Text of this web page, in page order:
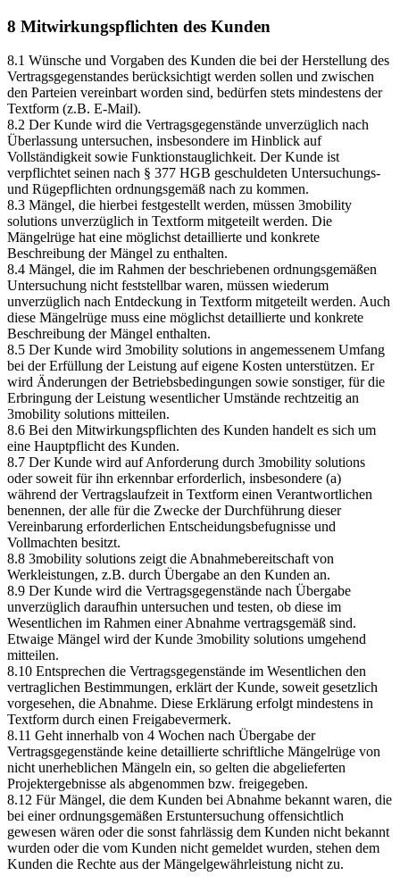
8 Mitwirkungspflichten des Kunden
8.1 Wünsche und Vorgaben des Kunden die bei der Herstellung des
Vertragsgegenstandes berücksichtigt werden sollen und zwischen
den Parteien vereinbart worden sind, bedürfen stets mindestens der
Textform (z.B. E-Mail).
8.2 Der Kunde wird die Vertragsgegenstände unverzüglich nach
Überlassung untersuchen, insbesondere im Hinblick auf
Vollständigkeit sowie Funktionstauglichkeit. Der Kunde ist
verpflichtet seinen nach § 377 HGB geschuldeten Untersuchungs-
und Rügepflichten ordnungsgemäß nach zu kommen.
8.3 Mängel, die hierbei festgestellt werden, müssen 3mobility
solutions unverzüglich in Textform mitgeteilt werden. Die
Mängelrüge hat eine möglichst detaillierte und konkrete
Beschreibung der Mängel zu enthalten.
8.4 Mängel, die im Rahmen der beschriebenen ordnungsgemäßen
Untersuchung nicht feststellbar waren, müssen wiederum
unverzüglich nach Entdeckung in Textform mitgeteilt werden. Auch
diese Mängelrüge muss eine möglichst detaillierte und konkrete
Beschreibung der Mängel enthalten.
8.5 Der Kunde wird 3mobility solutions in angemessenem Umfang
bei der Erfüllung der Leistung auf eigene Kosten unterstützen. Er
wird Änderungen der Betriebsbedingungen sowie sonstiger, für die
Erbringung der Leistung wesentlicher Umstände rechtzeitig an
3mobility solutions mitteilen.
8.6 Bei den Mitwirkungspflichten des Kunden handelt es sich um
eine Hauptpflicht des Kunden.
8.7 Der Kunde wird auf Anforderung durch 3mobility solutions
oder soweit für ihn erkennbar erforderlich, insbesondere (a)
während der Vertragslaufzeit in Textform einen Verantwortlichen
benennen, der alle für die Zwecke der Durchführung dieser
Vereinbarung erforderlichen Entscheidungsbefugnisse und
Vollmachten besitzt.
8.8 3mobility solutions zeigt die Abnahmebereitschaft von
Werkleistungen, z.B. durch Übergabe an den Kunden an.
8.9 Der Kunde wird die Vertragsgegenstände nach Übergabe
unverzüglich daraufhin untersuchen und testen, ob diese im
Wesentlichen im Rahmen einer Abnahme vertragsgemäß sind.
Etwaige Mängel wird der Kunde 3mobility solutions umgehend
mitteilen.
8.10 Entsprechen die Vertragsgegenstände im Wesentlichen den
vertraglichen Bestimmungen, erklärt der Kunde, soweit gesetzlich
vorgesehen, die Abnahme. Diese Erklärung erfolgt mindestens in
Textform durch einen Freigabevermerk.
8.11 Geht innerhalb von 4 Wochen nach Übergabe der
Vertragsgegenstände keine detaillierte schriftliche Mängelrüge von
nicht unerheblichen Mängeln ein, so gelten die abgelieferten
Projektergebnisse als abgenommen bzw. freigegeben.
8.12 Für Mängel, die dem Kunden bei Abnahme bekannt waren, die
bei einer ordnungsgemäßen Erstuntersuchung offensichtlich
gewesen wären oder die sonst fahrlässig dem Kunden nicht bekannt
wurden oder die vom Kunden nicht gemeldet wurden, stehen dem
Kunden die Rechte aus der Mängelgewährleistung nicht zu.